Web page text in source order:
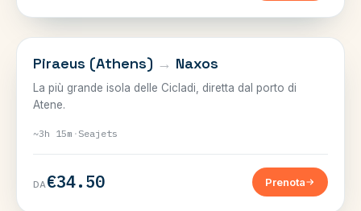
CICLADI
Piraeus (Athens) → Naxos
La più grande isola delle Cicladi, diretta dal porto di
Atene.
~3h 15m · Seajets
DA€34.50 Prenota